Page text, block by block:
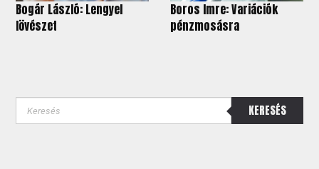
Bogár László: Lengyel
lövészet
Boros Imre: Variációk
pénzmosásra
KERESÉS